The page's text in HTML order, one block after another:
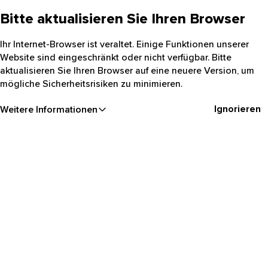
Bitte aktualisieren Sie Ihren Browser
Ihr Internet-Browser ist veraltet. Einige Funktionen unserer
Website sind eingeschränkt oder nicht verfügbar. Bitte
aktualisieren Sie Ihren Browser auf eine neuere Version, um
mögliche Sicherheitsrisiken zu minimieren.
Weitere Informationen Ignorieren